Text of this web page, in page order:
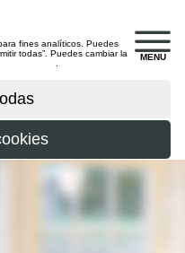
MENU
fines analíticos. Puedes
todas”. Puedes cambiar la